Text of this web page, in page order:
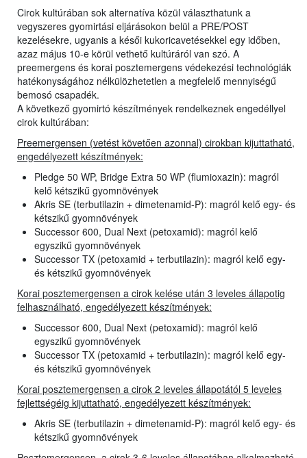
Cirok kultúrában sok alternatíva közül választhatunk a
vegyszeres gyomirtási eljárásokon belül a PRE/POST
kezelésekre, ugyanis a késői kukoricavetésekkel egy időben,
azaz május 10-e körül vethető kultúráról van szó. A
preemergens és korai posztemergens védekezési technológiák
hatékonyságához nélkülözhetetlen a megfelelő mennyiségű
bemosó csapadék.
A következő gyomirtó készítmények rendelkeznek engedéllyel
cirok kultúrában:
Preemergensen (vetést követően azonnal) cirokban kijuttatható,
engedélyezett készítmények:
Pledge 50 WP, Bridge Extra 50 WP (flumioxazin): magról
kelő kétszikű gyomnövények
Akris SE (terbutilazin + dimetenamid-P): magról kelő egy- és
kétszikű gyomnövények
Successor 600, Dual Next (petoxamid): magról kelő
egyszikű gyomnövények
Successor TX (petoxamid + terbutilazin): magról kelő egy-
és kétszikű gyomnövények
Korai posztemergensen a cirok kelése után 3 leveles állapotig
felhasználható, engedélyezett készítmények:
Successor 600, Dual Next (petoxamid): magról kelő
egyszikű gyomnövények
Successor TX (petoxamid + terbutilazin): magról kelő egy-
és kétszikű gyomnövények
Korai posztemergensen a cirok 2 leveles állapotától 5 leveles
fejlettségéig kijuttatható, engedélyezett készítmények:
Akris SE (terbutilazin + dimetenamid-P): magról kelő egy- és
kétszikű gyomnövények